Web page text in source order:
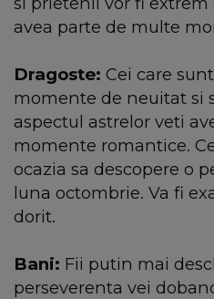
avea parte de multe
Dragoste: Cei care
momente de neuitat si
aspectul astrelor veti
momente romantice.
ocazia sa descopere o
luna octombrie. Va fi
dorit.
Bani: Fii putin mai
perseverenta vei